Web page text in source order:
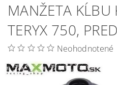
MANŽETA KĹBU
TERYX 750,
Neohodnotené